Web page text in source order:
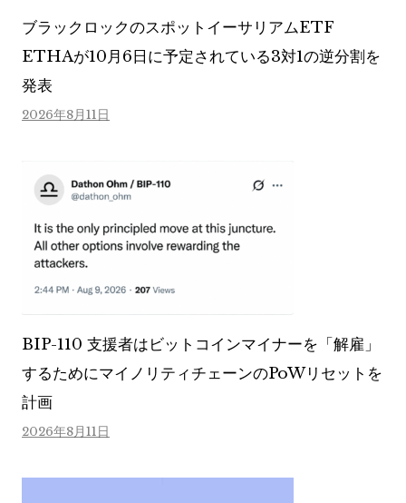
ブラックロックのスポットイーサリアムETF
ETHAが10月6日に予定されている3対1の逆分割を
発表
2026年8月11日
BIP-110 支援者はビットコインマイナーを「解雇」
するためにマイノリティチェーンのPoWリセットを
計画
2026年8月11日